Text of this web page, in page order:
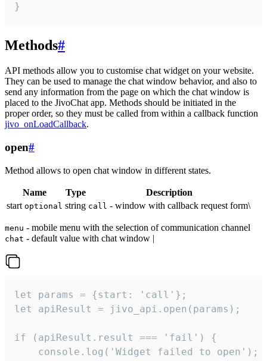
}
Methods#
API methods allow you to customise chat widget on your website.
They can be used to manage the chat window behavior, and also to
send any information from the page on which the chat window is
placed to the JivoChat app. Methods should be initiated in the
proper order, so they must be called from within a callback function
jivo_onLoadCallback.
open#
Method allows to open chat window in different states.
Name Type
Description
start optional string call - window with callback request form\
menu - mobile menu with the selection of communication channel
chat - default value with chat window |
let params = {start: 'call'};
let apiResult = jivo_api.open(params);
if (apiResult.result === 'fail') {
    console.log('Widget failed to open');